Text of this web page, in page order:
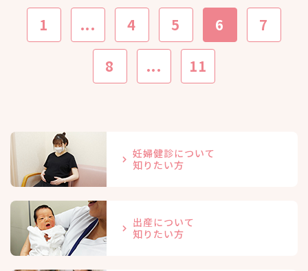
1 ... 4 5 6 7
8 ... 11
妊婦健診について
知りたい方
出産について
知りたい方